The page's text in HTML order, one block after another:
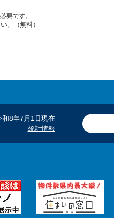
要です。
。（無料）
和8年7月1日現在
統計情報